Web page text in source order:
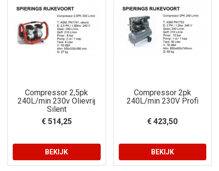
Compressor 2,5pk
240L/min 230v Olievrij
Silent
€ 514,25
BEKIJK
Compressor 2pk
240L/min 230V Profi
€ 423,50
BEKIJK